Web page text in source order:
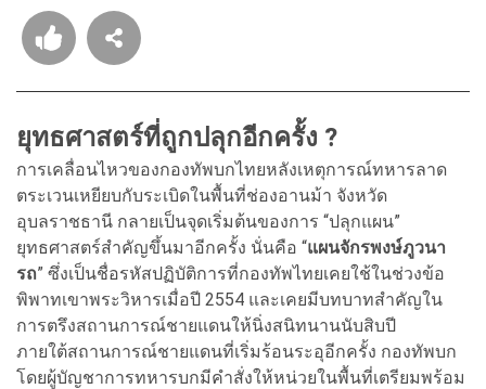
ยุทธศาสตร์ที่ถูกปลุกอีกครั้ง ?
การเคลื่อนไหวของกองทัพบกไทยหลังเหตุการณ์ทหารลาด
ตระเวนเหยียบกับระเบิดในพื้นที่ช่องอานม้า จังหวัด
อุบลราชธานี กลายเป็นจุดเริ่มต้นของการ “ปลุกแผน”
ยุทธศาสตร์สำคัญขึ้นมาอีกครั้ง นั่นคือ “แผนจักรพงษ์ภูวนา
รถ” ซึ่งเป็นชื่อรหัสปฏิบัติการที่กองทัพไทยเคยใช้ในช่วงข้อ
พิพาทเขาพระวิหารเมื่อปี 2554 และเคยมีบทบาทสำคัญใน
การตรึงสถานการณ์ชายแดนให้นิ่งสนิทนานนับสิบปี
ภายใต้สถานการณ์ชายแดนที่เริ่มร้อนระอุอีกครั้ง กองทัพบก
โดยผู้บัญชาการทหารบกมีคำสั่งให้หน่วยในพื้นที่เตรียมพร้อม